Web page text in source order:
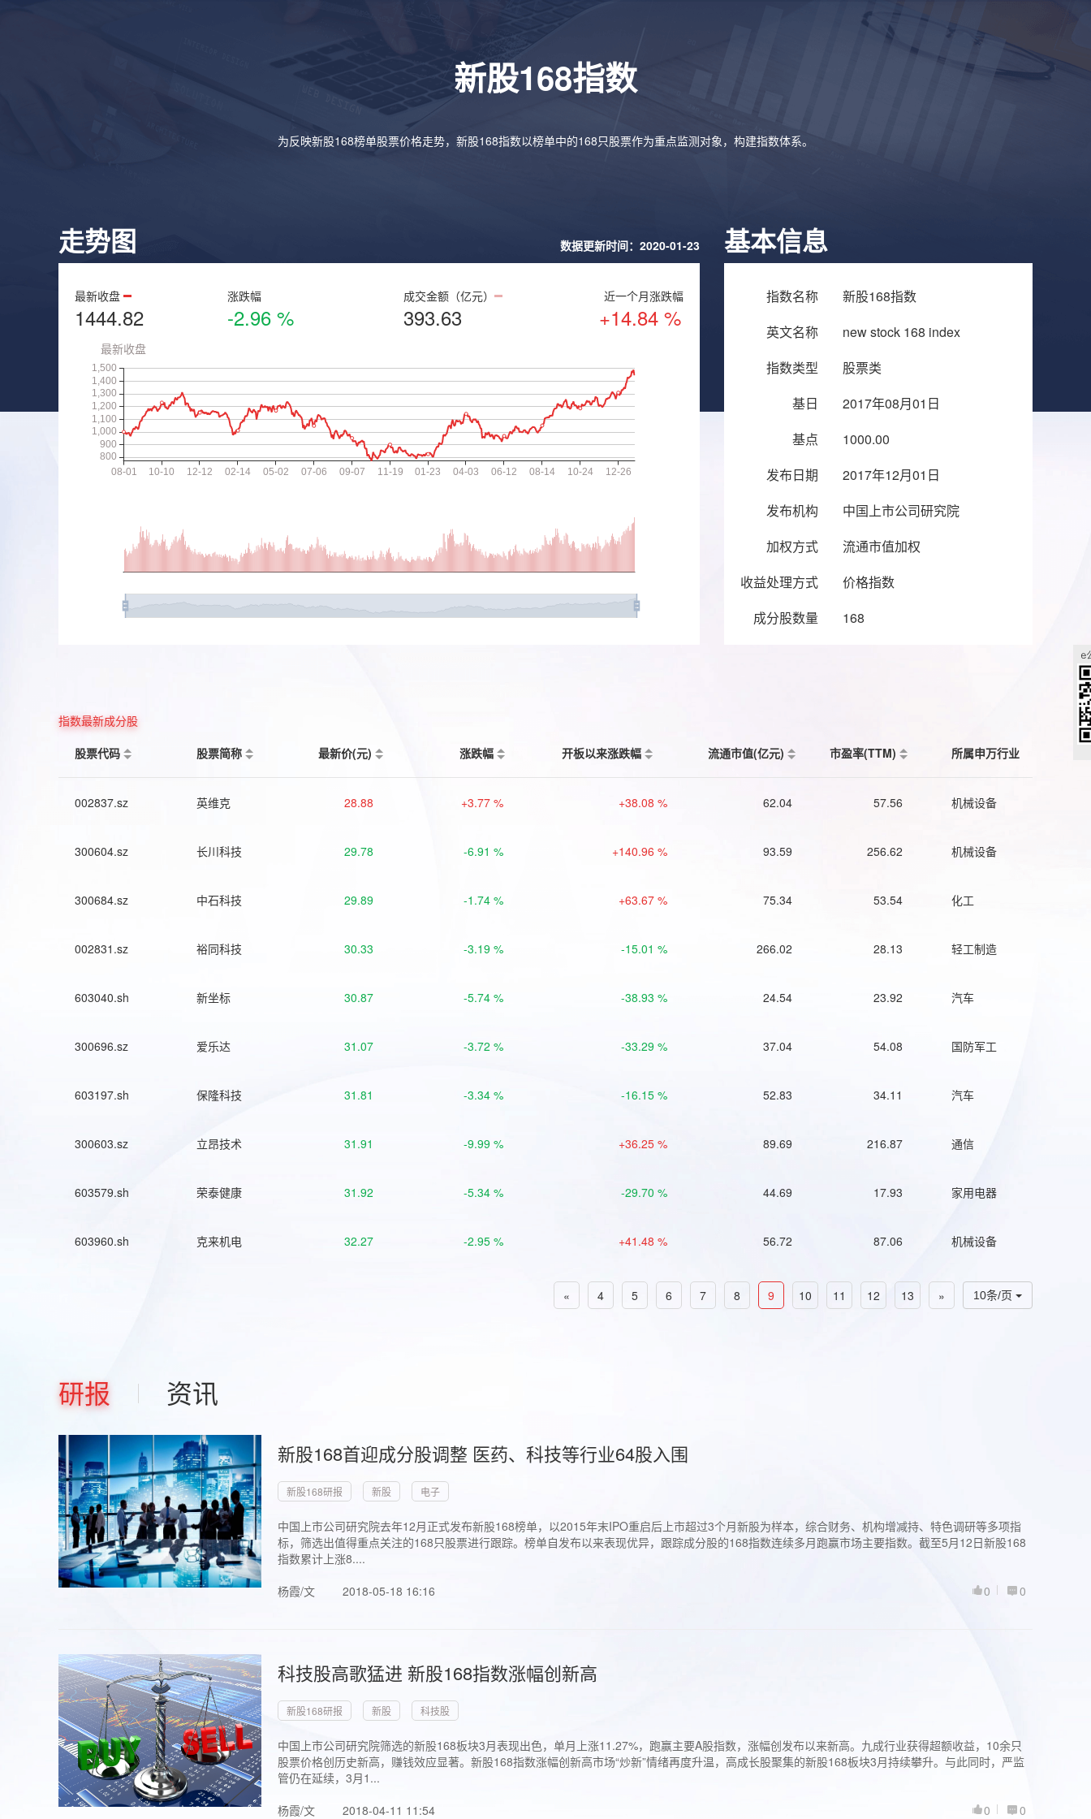
新股168指数
为反映新股168榜单股票价格走势，新股168指数以榜单中的168只股票作为重点监测对象，构建指数体系。
走势图 数据更新时间：2020-01-23
最新收盘
1444.82
涨跌幅
-2.96 %
成交金额（亿元）
393.63
近一个月涨跌幅
+14.84 %
基本信息
指数名称
新股168指数
英文名称
new stock 168 index
指数类型
股票类
基日
2017年08月01日
基点
1000.00
发布日期
2017年12月01日
发布机构
中国上市公司研究院
加权方式
流通市值加权
收益处理方式
价格指数
成分股数量
168
指数最新成分股
股票代码
股票简称 最新价(元) 涨跌幅 开板以来涨跌幅 流通市值(亿元) 市盈率(TTM) 所属申万行业
002837.sz 英维克 28.88 +3.77 % +38.08 % 62.04 57.56 机械设备
300604.sz 长川科技 29.78 -6.91 % +140.96 % 93.59 256.62 机械设备
300684.sz 中石科技 29.89 -1.74 % +63.67 % 75.34 53.54 化工
002831.sz 裕同科技 30.33 -3.19 % -15.01 % 266.02 28.13 轻工制造
603040.sh 新坐标 30.87 -5.74 % -38.93 % 24.54 23.92 汽车
300696.sz 爱乐达 31.07 -3.72 % -33.29 % 37.04 54.08 国防军工
603197.sh 保隆科技 31.81 -3.34 % -16.15 % 52.83 34.11 汽车
300603.sz 立昂技术 31.91 -9.99 % +36.25 % 89.69 216.87 通信
603579.sh 荣泰健康 31.92 -5.34 % -29.70 % 44.69 17.93 家用电器
603960.sh 克来机电 32.27 -2.95 % +41.48 % 56.72 87.06 机械设备
10条/页
« 4 5 6 7 8 9 10 11 12 13 »
研报 资讯
新股168首迎成分股调整 医药、科技等行业64股入围
新股168研报 新股 电子
中国上市公司研究院去年12月正式发布新股168榜单，以2015年末IPO重启后上市超过3个月新股为样本，综合财务、机构增减持、特色调研等多项指
标，筛选出值得重点关注的168只股票进行跟踪。榜单自发布以来表现优异，跟踪成分股的168指数连续多月跑赢市场主要指数。截至5月12日新股168
指数累计上涨8....
杨霞/文
2018-05-18 16:16 0
0
科技股高歌猛进 新股168指数涨幅创新高
新股168研报 新股 科技股
中国上市公司研究院筛选的新股168板块3月表现出色，单月上涨11.27%，跑赢主要A股指数，涨幅创发布以来新高。九成行业获得超额收益，10余只
股票价格创历史新高，赚钱效应显著。新股168指数涨幅创新高市场“炒新”情绪再度升温，高成长股聚集的新股168板块3月持续攀升。与此同时，严监
管仍在延续，3月1...
杨霞/文
2018-04-11 11:54 0
0